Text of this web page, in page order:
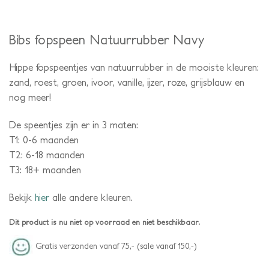
Bibs fopspeen Natuurrubber Navy
Hippe fopspeentjes van natuurrubber in de mooiste kleuren:
zand, roest, groen, ivoor, vanille, ijzer, roze, grijsblauw en
nog meer!
De speentjes zijn er in 3 maten:
T1: 0-6 maanden
T2: 6-18 maanden
T3: 18+ maanden
Bekijk hier alle andere kleuren.
Dit product is nu niet op voorraad en niet beschikbaar.
Gratis verzonden vanaf 75,- (sale vanaf 150,-)